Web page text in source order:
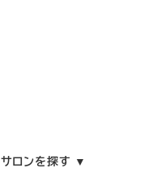
サロンを探す ▼